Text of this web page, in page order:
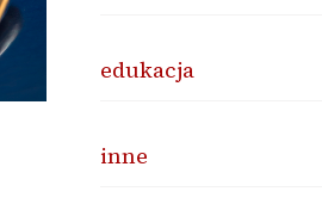
edukacja
inne